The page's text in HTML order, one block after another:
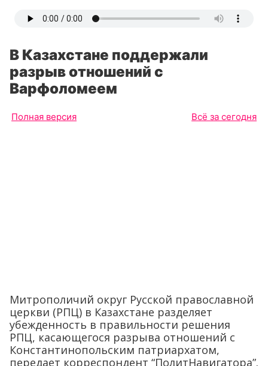
В Казахстане поддержали
разрыв отношений с
Варфоломеем
Полная версия Всё за сегодня
Митрополичий округ Русской православной
церкви (РПЦ) в Казахстане разделяет
убежденность в правильности решения
РПЦ, касающегося разрыва отношений с
Константинопольским патриархатом,
передает корреспондент “ПолитНавигатора”.